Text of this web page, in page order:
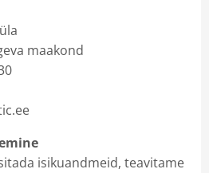
maakond
isikuandmeid, teavitame